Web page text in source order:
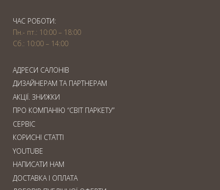
ЧАС РОБОТИ:
Пн.- пт.: 10:00 – 18:00
Сб.: 10:00 – 14:00
АДРЕСИ САЛОНІВ
ДИЗАЙНЕРАМ ТА ПАРТНЕРАМ
АКЦІЇ. ЗНИЖКИ
ПРО КОМПАНІЮ “СВІТ ПАРКЕТУ”
СЕРВІС
КОРИСНІ СТАТТІ
YOUTUBE
НАПИСАТИ НАМ
ДОСТАВКА І ОПЛАТА